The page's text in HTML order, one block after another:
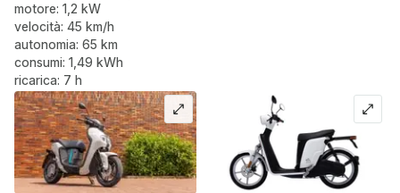
motore: 1,2 kW
velocità: 45 km/h
autonomia: 65 km
consumi: 1,49 kWh
ricarica: 7 h